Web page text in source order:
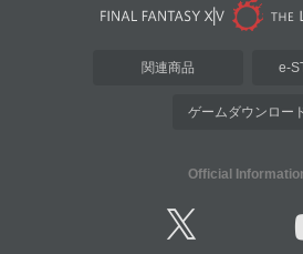
関連商品 e-
ゲームダウンロー
Official